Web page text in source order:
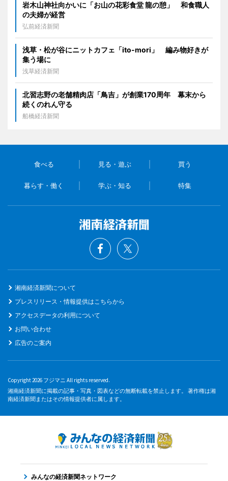
岩木山神社向かいに「お山の花彩食堂 龍の憩」 和食職人
の夫婦が経営
弘前経済新聞
浅草・松が谷にニットカフェ「ito-mori」 編み物好きが
集う場に
浅草経済新聞
北習志野の老舗精肉店「鳥吉」が創業170周年 幕末から
続くのれん守る
船橋経済新聞
食べる 見る・遊ぶ 買う
暮らす・働く 学ぶ・知る 特集
湘南経済新聞について
プレスリリース・情報提供はこちらから
アクセスデータの利用について
お問い合わせ
広告のご案内
Copyright 2026 フジマニ All rights reserved.
湘南経済新聞に掲載の記事・写真・図表などの無断転載を禁止します。 著作権は湘
南経済新聞またはその情報提供者に属します。
みんなの経済新聞ネットワーク